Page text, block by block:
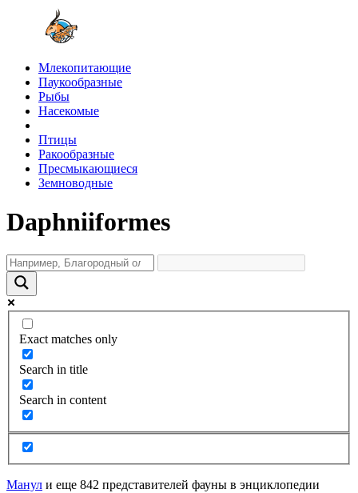
Млекопитающие
Паукообразные
Рыбы
Насекомые
Птицы
Ракообразные
Пресмыкающиеся
Земноводные
Daphniiformes
Exact matches only
Search in title
Search in content
Манул и еще 842 представителей фауны в энциклопедии